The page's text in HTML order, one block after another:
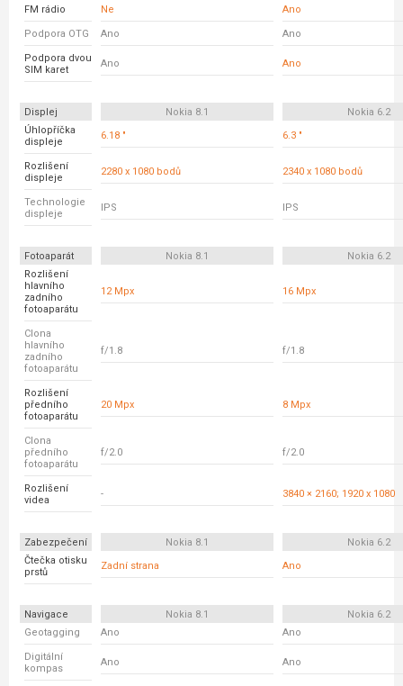
FM rádio Ne Ano
Podpora OTG Ano Ano
Podpora dvou
SIM karet
Ano Ano
Displej Nokia 8.1
Nokia 6.2
Úhlopříčka
displeje
6.18 " 6.3 "
Rozlišení
displeje
2280 x 1080 bodů 2340 x 1080 bodů
Technologie
displeje
IPS IPS
Fotoaparát Nokia 8.1
Nokia 6.2
Rozlišení
hlavního
zadního
fotoaparátu
12 Mpx 16 Mpx
Clona
hlavního
zadního
fotoaparátu
f/1.8 f/1.8
Rozlišení
předního
fotoaparátu
20 Mpx 8 Mpx
Clona
předního
fotoaparátu
f/2.0 f/2.0
Rozlišení
videa
- 3840 × 2160; 1920 x 1080
Zabezpečení Nokia 8.1
Nokia 6.2
Čtečka otisku
prstů
Zadní strana Ano
Navigace Nokia 8.1
Nokia 6.2
Geotagging
Ano Ano
Digitální
kompas
Ano Ano